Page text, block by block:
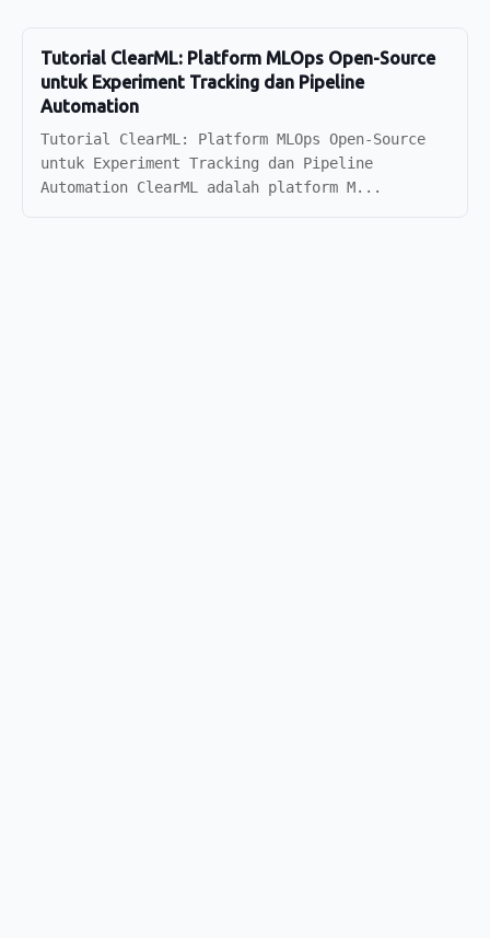
Tutorial ClearML: Platform MLOps Open-Source
untuk Experiment Tracking dan Pipeline
Automation
Tutorial ClearML: Platform MLOps Open-Source
untuk Experiment Tracking dan Pipeline
Automation ClearML adalah platform M...